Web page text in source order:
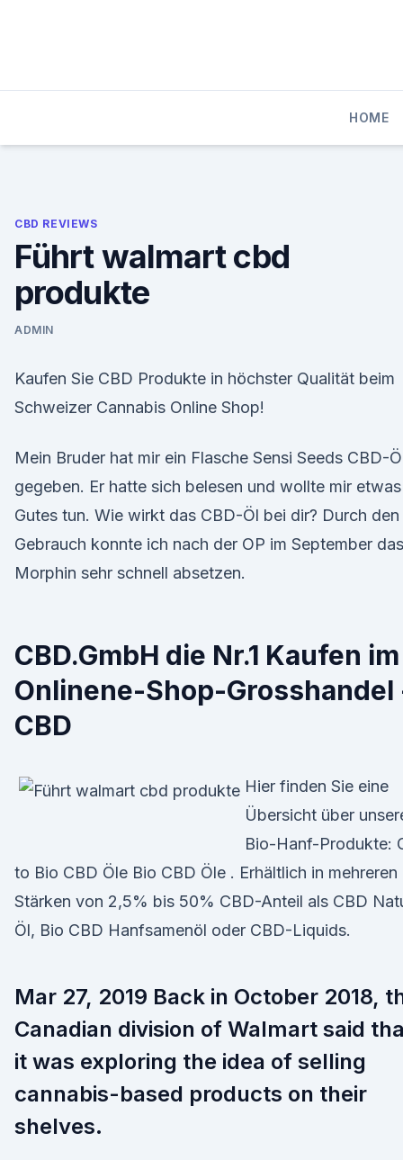
HOME
CBD REVIEWS
Führt walmart cbd
produkte
ADMIN
Kaufen Sie CBD Produkte in höchster Qualität beim
Schweizer Cannabis Online Shop!
Mein Bruder hat mir ein Flasche Sensi Seeds CBD-
gegeben. Er hatte sich belesen und wollte mir etwas
Gutes tun. Wie wirkt das CBD-Öl bei dir? Durch den
Gebrauch konnte ich nach der OP im September das
Morphin sehr schnell absetzen.
CBD.GmbH die Nr.1 Kaufen im
Onlinene-Shop-Grosshandel
CBD
Hier finden Sie eine
Übersicht über
Bio-Hanf-Produkte:
to Bio CBD Öle Bio CBD Öle . Erhältlich in mehreren
Stärken von 2,5% bis 50% CBD-Anteil als CBD
Öl, Bio CBD Hanfsamenöl oder CBD-Liquids.
Mar 27, 2019 Back in October 2018,
Canadian division of Walmart said
it was exploring the idea of selling
cannabis-based products on their
shelves.